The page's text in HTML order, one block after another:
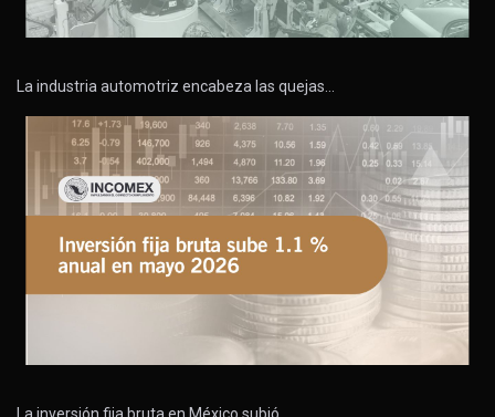
La industria automotriz encabeza las quejas…